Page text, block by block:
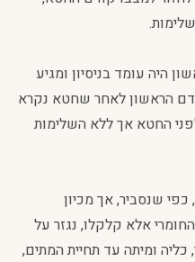
היה עומד בניסיון ומגיע
של האדם הראשון לאחר שחטא נקרא
החטא אך ללא השלימות
שנסביר, אך מכיון
אלא קלקלו, נגזר על
ומיתה עד תחיית המתים,